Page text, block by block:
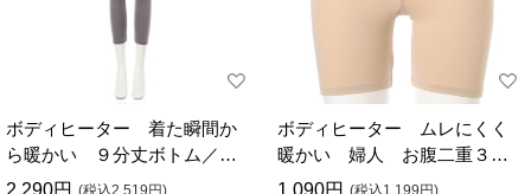
ボディヒーター 着た瞬間か
ら暖かい ９分丈ボトム／セ
ブンプレミアムライフスタイ
2,290円 (税込2,519円)
ボディヒーター ムレにくく
暖かい 婦人 お腹二重３分
丈ボトム／セブンプレミアム
1,090円 (税込1,199円)